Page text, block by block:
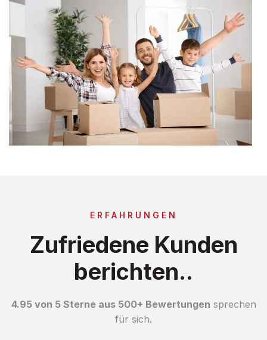
ERFAHRUNGEN
Zufriedene Kunden
berichten..
4.95 von 5 Sterne aus 500+ Bewertungen sprechen
für sich.